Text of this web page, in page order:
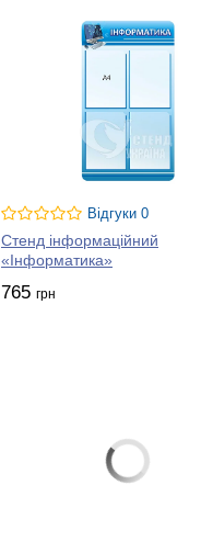
Відгуки 0
Стенд інформаційний
«Інформатика»
765 грн